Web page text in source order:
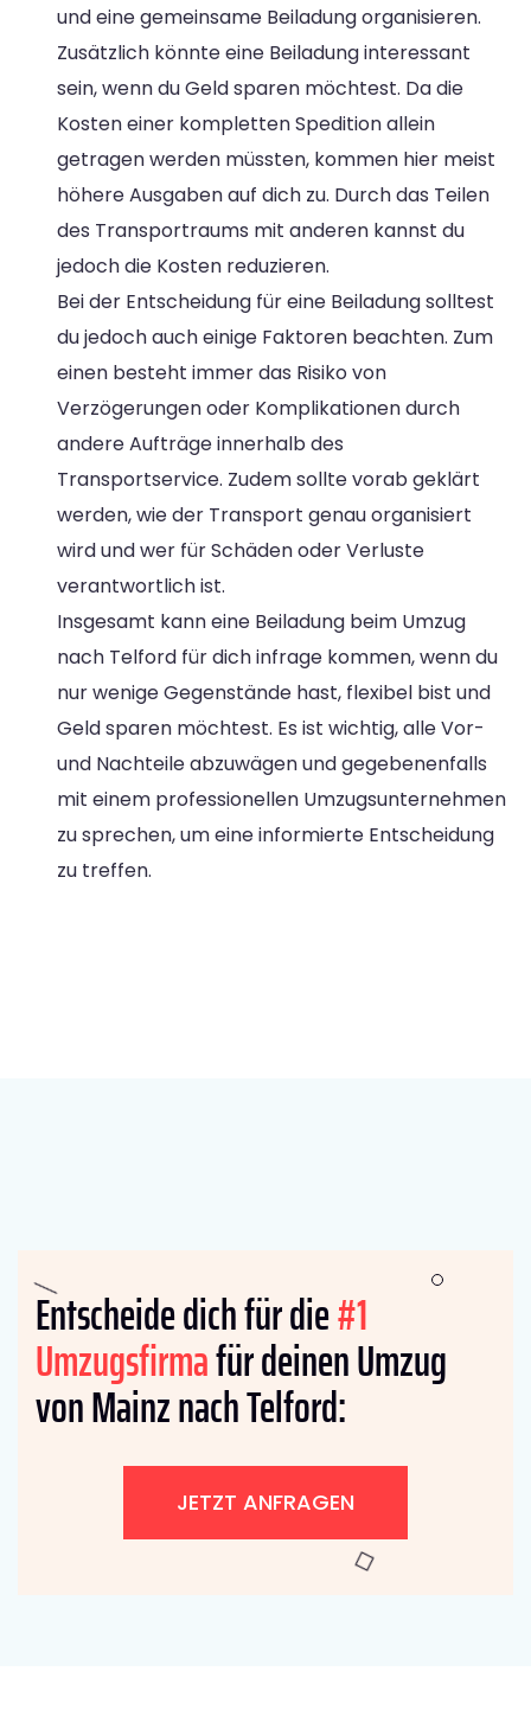
und eine gemeinsame Beiladung organisieren.
Zusätzlich könnte eine Beiladung interessant
sein, wenn du Geld sparen möchtest. Da die
Kosten einer kompletten Spedition allein
getragen werden müssten, kommen hier meist
höhere Ausgaben auf dich zu. Durch das Teilen
des Transportraums mit anderen kannst du
jedoch die Kosten reduzieren.
Bei der Entscheidung für eine Beiladung solltest
du jedoch auch einige Faktoren beachten. Zum
einen besteht immer das Risiko von
Verzögerungen oder Komplikationen durch
andere Aufträge innerhalb des
Transportservice. Zudem sollte vorab geklärt
werden, wie der Transport genau organisiert
wird und wer für Schäden oder Verluste
verantwortlich ist.
Insgesamt kann eine Beiladung beim Umzug
nach Telford für dich infrage kommen, wenn du
nur wenige Gegenstände hast, flexibel bist und
Geld sparen möchtest. Es ist wichtig, alle Vor-
und Nachteile abzuwägen und gegebenenfalls
mit einem professionellen Umzugsunternehmen
zu sprechen, um eine informierte Entscheidung
zu treffen.
Entscheide dich für die#1
Umzugsfirmafür deinen Umzug
von Mainz nach Telford:
JETZT ANFRAGEN